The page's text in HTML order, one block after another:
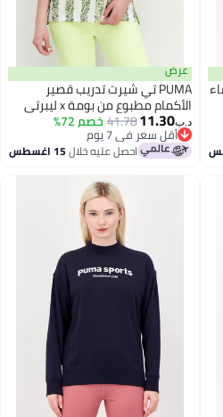
عرض
PUMA تي شيرت تدريب قصير
الأكمام مطبوع من بومة x ليبرتي
للنساء، متعدد الألوان
11.30
41.78خصم 72%
أقل سعر في 7 يوم
أقل سعر في 7 يوماحصل عليه خلال15 اغسطس